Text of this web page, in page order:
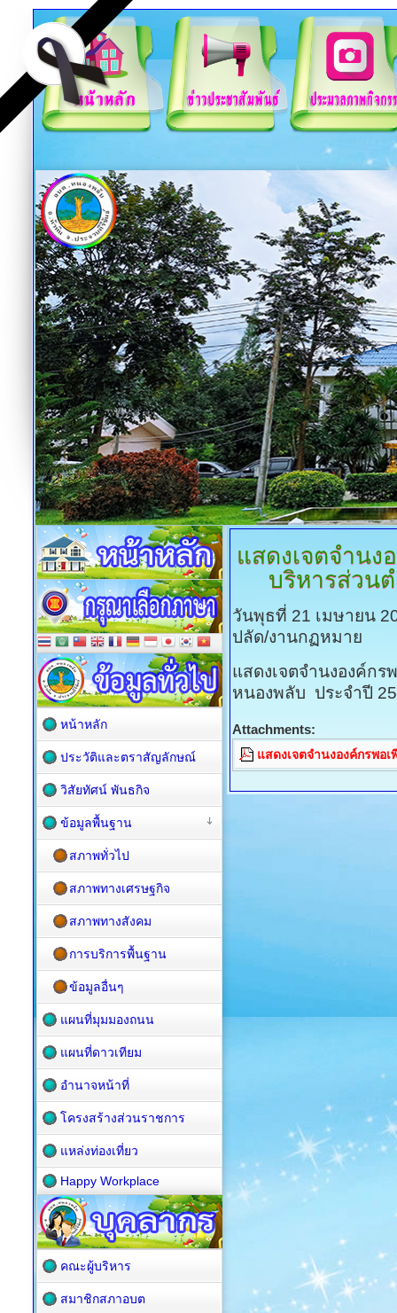
แสดงเจตจำนง
บริหารส่วน
วันพุธที่ 21 เมษายน
ปลัด/งานกฏหมาย
แสดงเจตจำนงองค์ก
หนองพลับ ประจำปี
Attachments:
แสดงเจตจำนงองค์กรพอ
หน้าหลัก
ประวัติและตราสัญลักษณ์
วิสัยทัศน์ พันธกิจ
ข้อมูลพื้นฐาน
สภาพทั่วไป
สภาพทางเศรษฐกิจ
สภาพทางสังคม
การบริการพื้นฐาน
ข้อมูลอื่นๆ
แผนที่มุมมองถนน
แผนที่ดาวเทียม
อำนาจหน้าที่
โครงสร้างส่วนราชการ
แหล่งท่องเที่ยว
Happy Workplace
คณะผู้บริหาร
สมาชิกสภาอบต